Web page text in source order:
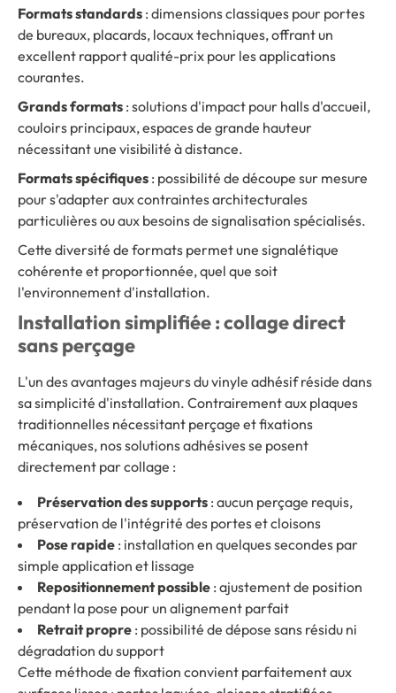
Formats standards : dimensions classiques pour portes
de bureaux, placards, locaux techniques, offrant un
excellent rapport qualité-prix pour les applications
courantes.
Grands formats : solutions d'impact pour halls d'accueil,
couloirs principaux, espaces de grande hauteur
nécessitant une visibilité à distance.
Formats spécifiques : possibilité de découpe sur mesure
pour s'adapter aux contraintes architecturales
particulières ou aux besoins de signalisation spécialisés.
Cette diversité de formats permet une signalétique
cohérente et proportionnée, quel que soit
l'environnement d'installation.
Installation simplifiée : collage direct
sans perçage
L'un des avantages majeurs du vinyle adhésif réside dans
sa simplicité d'installation. Contrairement aux plaques
traditionnelles nécessitant perçage et fixations
mécaniques, nos solutions adhésives se posent
directement par collage :
Préservation des supports : aucun perçage requis,
préservation de l'intégrité des portes et cloisons
Pose rapide : installation en quelques secondes par
simple application et lissage
Repositionnement possible : ajustement de position
pendant la pose pour un alignement parfait
Retrait propre : possibilité de dépose sans résidu ni
dégradation du support
Cette méthode de fixation convient parfaitement aux